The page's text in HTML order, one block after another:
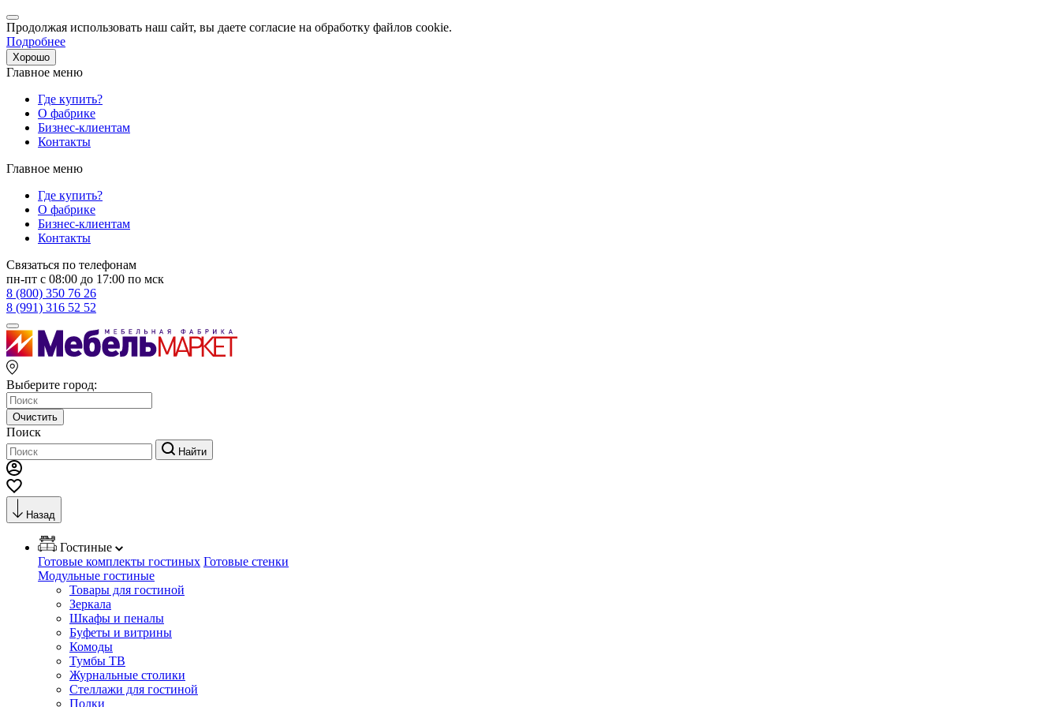
Продолжая использовать наш сайт, вы даете согласие на обработку файлов cookie.
Подробнее
Хорошо
Главное меню
Где купить?
О фабрике
Бизнес-клиентам
Контакты
Главное меню
Где купить?
О фабрике
Бизнес-клиентам
Контакты
Связаться по телефонам
пн-пт с 08:00 до 17:00 по мск
8 (800) 350 76 26
8 (991) 316 52 52
Выберите город:
Очистить
Поиск
Найти
Назад
Гостиные
Готовые комплекты гостиных Готовые стенки
Модульные гостиные
Товары для гостиной
Зеркала
Шкафы и пеналы
Буфеты и витрины
Комоды
Тумбы ТВ
Журнальные столики
Стеллажи для гостиной
Полки